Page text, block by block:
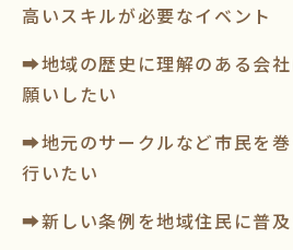
高いスキルが必要なイベント
➡地域の歴史に理解のある会
願いしたい
➡地元のサークルなど市民を
行いたい
➡新しい条例を地域住民に普